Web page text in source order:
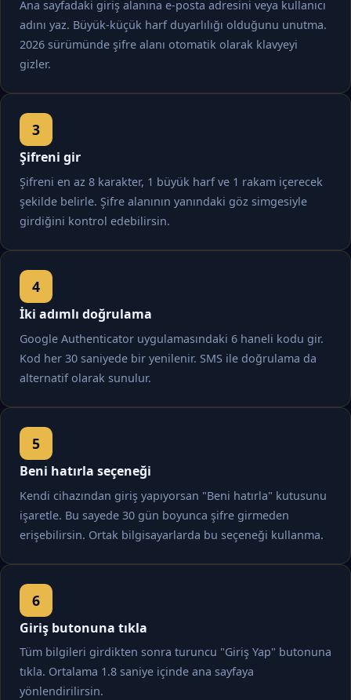
Ana sayfadaki giriş alanına e-posta adresini veya kullanıcı
adını yaz. Büyük-küçük harf duyarlılığı olduğunu unutma.
2026 sürümünde şifre alanı otomatik olarak klavyeyi
gizler.
Şifreni gir
Şifreni en az 8 karakter, 1 büyük harf ve 1 rakam içerecek
şekilde belirle. Şifre alanının yanındaki göz simgesiyle
girdiğini kontrol edebilirsin.
İki adımlı doğrulama
Google Authenticator uygulamasındaki 6 haneli kodu gir.
Kod her 30 saniyede bir yenilenir. SMS ile doğrulama da
alternatif olarak sunulur.
Beni hatırla seçeneği
Kendi cihazından giriş yapıyorsan "Beni hatırla" kutusunu
işaretle. Bu sayede 30 gün boyunca şifre girmeden
erişebilirsin. Ortak bilgisayarlarda bu seçeneği kullanma.
Giriş butonuna tıkla
Tüm bilgileri girdikten sonra turuncu "Giriş Yap" butonuna
tıkla. Ortalama 1.8 saniye içinde ana sayfaya
yönlendirilirsin.